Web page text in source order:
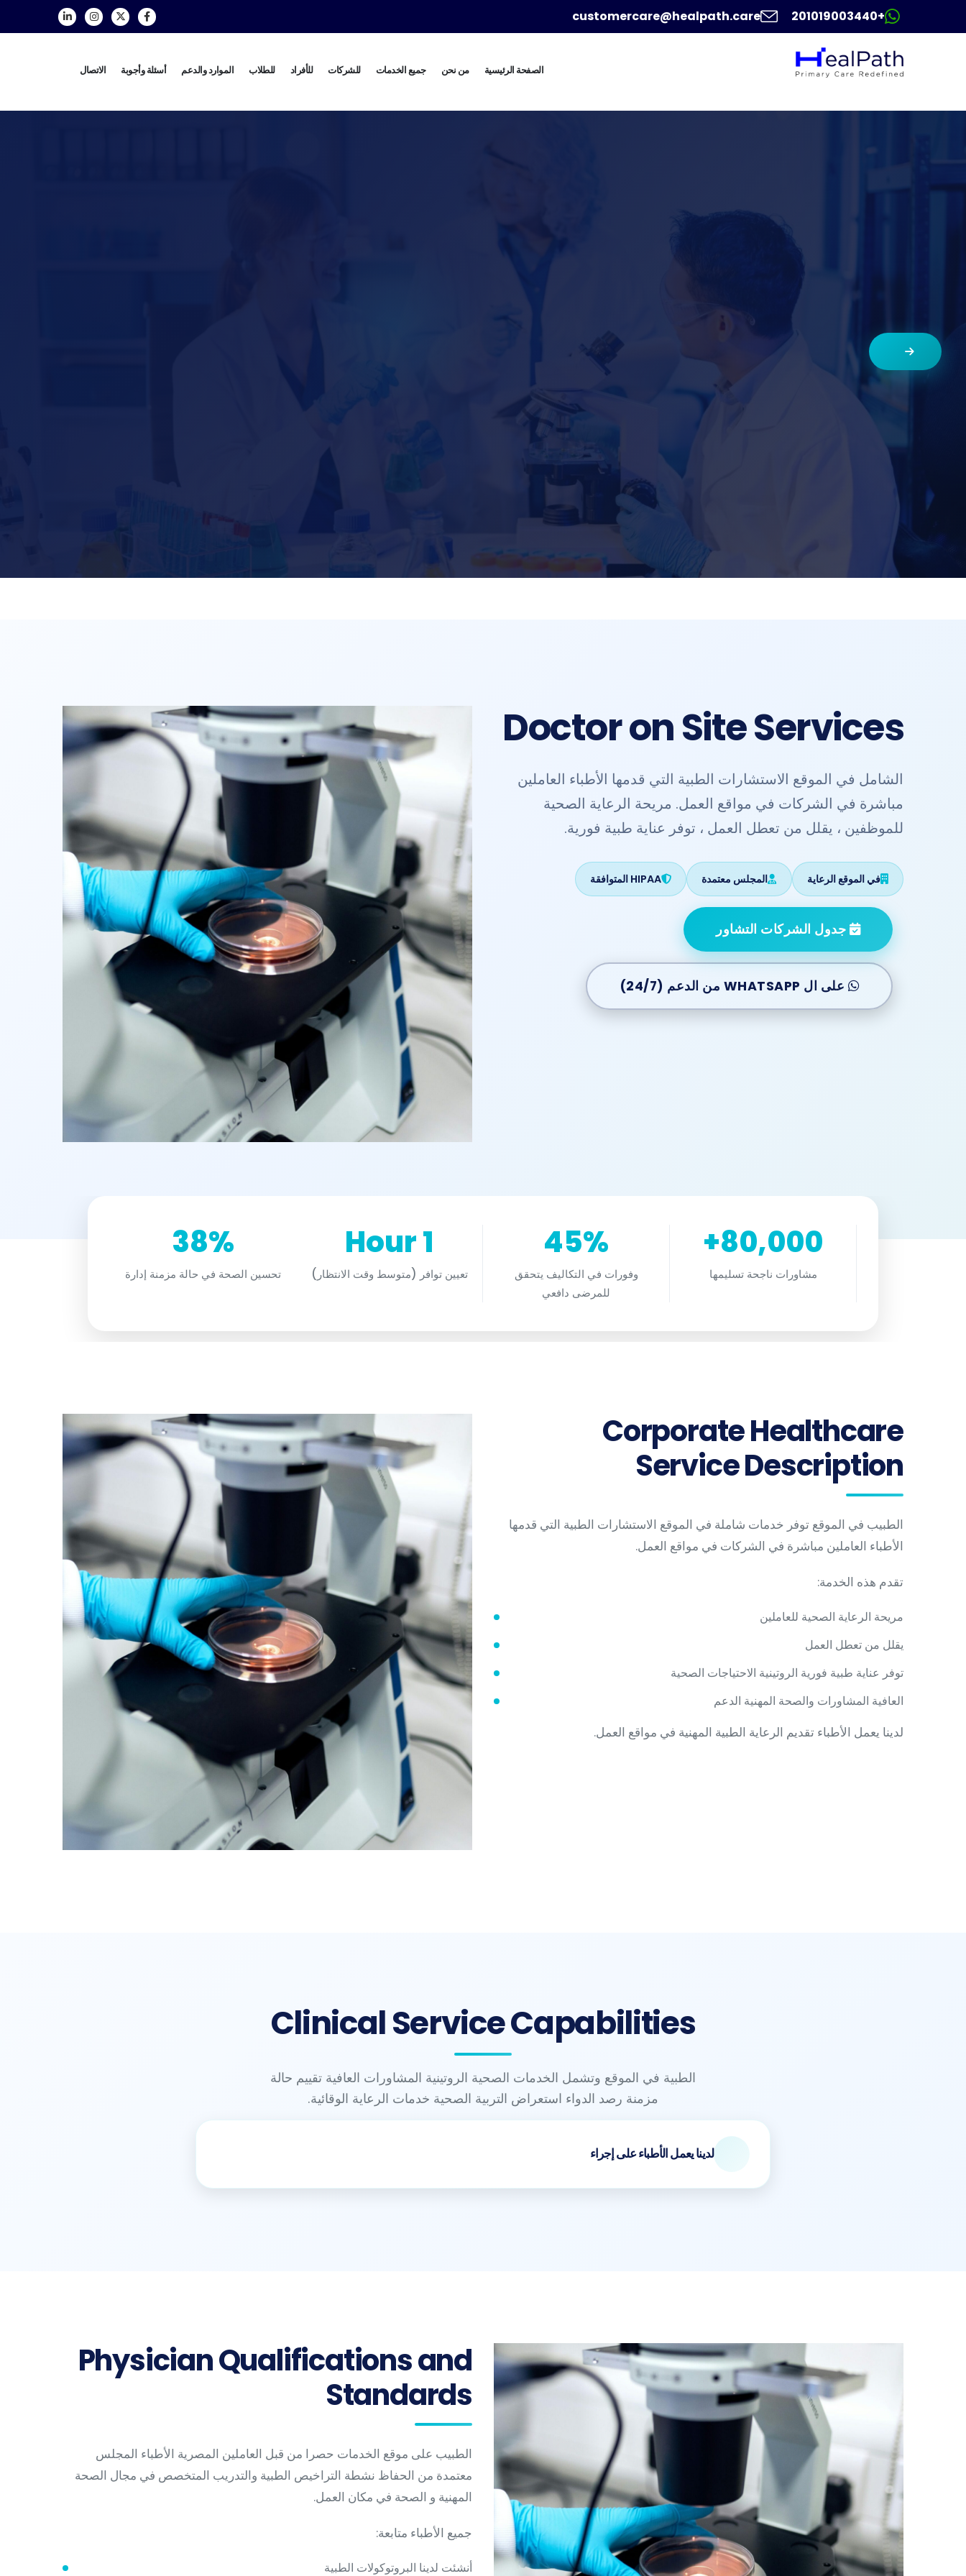
+201019003440
customercare@healpath.care
الصفحة الرئيسية من نحن جميع الخدمات للشركات للأفراد للطلاب الموارد والدعم أسئلة وأجوبة الاتصال
Doctor on Site Services
الشامل في الموقع الاستشارات الطبية التي قدمها الأطباء العاملين
مباشرة في الشركات في مواقع العمل. مريحة الرعاية الصحية
للموظفين ، يقلل من تعطل العمل ، توفر عناية طبية فورية.
في الموقع الرعاية المجلس معتمدة HIPAA المتوافقة
جدول الشركات التشاور
على ال WHATSAPP من الدعم (24/7)
80,000+
مشاورات ناجحة تسليمها
45%
وفورات في التكاليف يتحقق
للمرضى دافعي
1 Hour
تعيين توافر (متوسط وقت الانتظار)
38%
تحسين الصحة في حالة مزمنة إدارة
Corporate Healthcare
Service Description
الطبيب في الموقع توفر خدمات شاملة في الموقع الاستشارات الطبية التي قدمها
الأطباء العاملين مباشرة في الشركات في مواقع العمل.
تقدم هذه الخدمة:
مريحة الرعاية الصحية للعاملين
يقلل من تعطل العمل
توفر عناية طبية فورية الروتينية الاحتياجات الصحية
العافية المشاورات والصحة المهنية الدعم
لدينا يعمل الأطباء تقديم الرعاية الطبية المهنية في مواقع العمل.
Clinical Service Capabilities
الطبية في الموقع وتشمل الخدمات الصحية الروتينية المشاورات العافية تقييم حالة
مزمنة رصد الدواء استعراض التربية الصحية خدمات الرعاية الوقائية.
لدينا يعمل الأطباء على إجراء
Physician Qualifications and
Standards
الطبيب على موقع الخدمات حصرا من قبل العاملين المصرية الأطباء المجلس
معتمدة من الحفاظ نشطة التراخيص الطبية والتدريب المتخصص في مجال الصحة
المهنية و الصحة في مكان العمل.
جميع الأطباء متابعة:
أنشئت لدينا البروتوكولات الطبية